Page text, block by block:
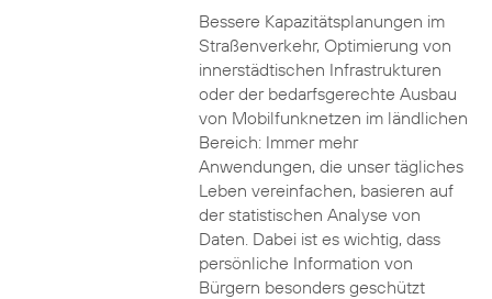
Bessere Kapazitätsplanungen im
Straßenverkehr, Optimierung von
innerstädtischen Infrastrukturen
oder der bedarfsgerechte Ausbau
von Mobilfunknetzen im ländlichen
Bereich: Immer mehr
Anwendungen, die unser tägliches
Leben vereinfachen, basieren auf
der statistischen Analyse von
Daten. Dabei ist es wichtig, dass
persönliche Information von
Bürgern besonders geschützt